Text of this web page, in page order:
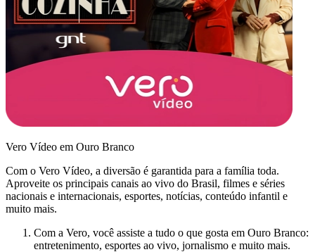
Vero Vídeo em Ouro Branco
Com o Vero Vídeo, a diversão é garantida para a família toda.
Aproveite os principais canais ao vivo do Brasil, filmes e séries
nacionais e internacionais, esportes, notícias, conteúdo infantil e
muito mais.
Com a Vero, você assiste a tudo o que gosta em Ouro Branco:
entretenimento, esportes ao vivo, jornalismo e muito mais.